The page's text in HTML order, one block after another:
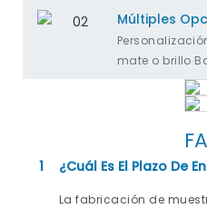
Múltiples
mate o brillo
1 ¿Cuál Es El Plazo De
La fabricación de